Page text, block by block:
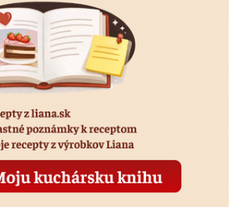
písmená +
plast
Forma